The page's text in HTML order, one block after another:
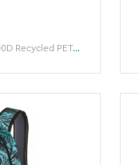
600D Polyester Woven (в цвете taos)